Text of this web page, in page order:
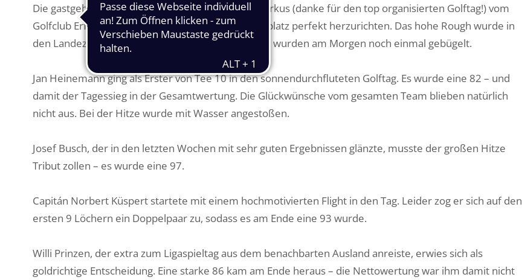
Die gastgebende Mannschaft um ihren Capitán Markus (danke für den top organisierten Golftag!) vom
Golfclub Erftaue hat ihr Bestes getan, um den Golfplatz perfekt herzurichten. Das hohe Rough wurde in
den Landezonen zurückgeschnitten, und die Grüns wurden am Morgen noch einmal gebügelt.
Jan Heinemann ging als Erster von Tee 10 in den sonnen­durchfluteten Golftag. Es wurde eine 82 – und
damit der Tagessieg in der Gesamtwertung. Die Glückwünsche vom gesamten Team blieben natürlich
nicht aus. Bei der Hitze wurde mit Wasser angestoßen.
Josef Busch, der in den letzten Wochen mit sehr guten Ergebnissen glänzte, musste der großen Hitze
Tribut zollen – es wurde eine 97.
Capitán Norbert Küspert startete mit einem hochmotivierten Flight in den Tag. Leider zog er sich auf den
ersten 9 Löchern ein Doppelpaar zu, sodass es am Ende eine 93 wurde.
Willi Prinzen, der extra zum Ligaspieltag aus dem benachbarten Ausland anreiste, erwies sich als
goldrichtige Entscheidung. Eine starke 86 kam am Ende heraus – die Nettowertung war ihm damit nicht